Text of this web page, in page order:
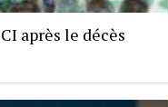
après le décès